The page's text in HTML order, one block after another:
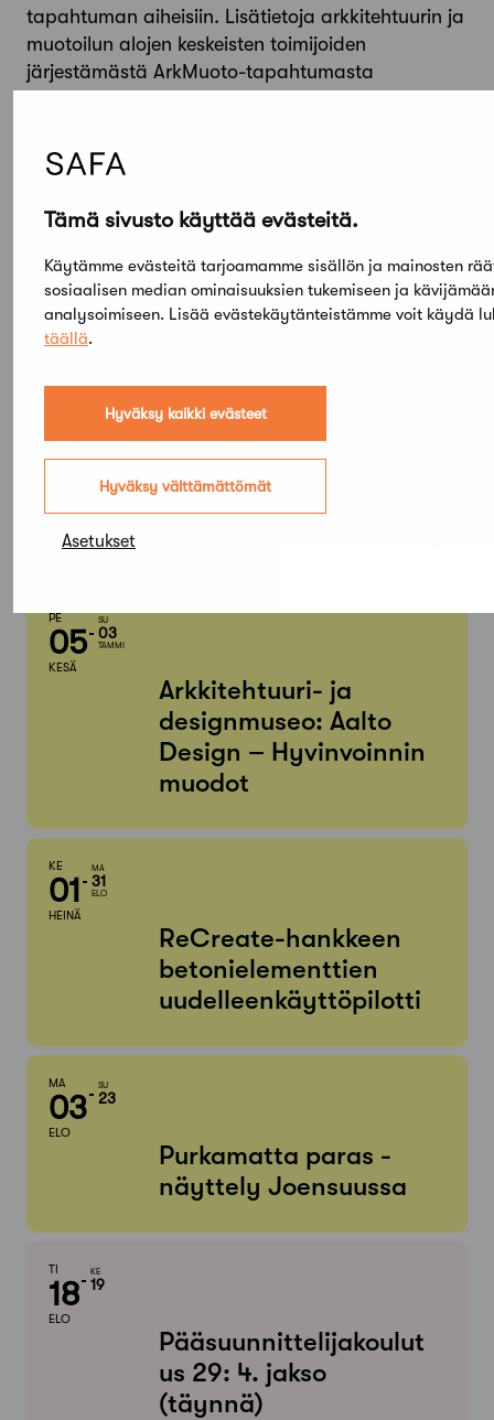
Tämä sivusto käyttää evästeitä.
Käytämme evästeitä tarjoamamme sisällön ja mainosten
sosiaalisen median ominaisuuksien tukemiseen ja
analysoimiseen. Lisää evästekäytänteistämme voit käydä
täällä.
Hyväksy kaikki evästeet
Hyväksy välttämättömät
Asetukset
tapahtuman aiheisiin. Lisätietoja arkkitehtuurin ja
muotoilun alojen keskeisten toimijoiden
järjestämästä ArkMuoto-tapahtumasta
Ohjelma ja yleisökierrosten aikataulut
ilmoittautumisineen löytyvät tapahtuman
Elokuu,
Etsi tapahtumista
PE
05
KESÄ
SU
03
TAMMI
Arkkitehtuuri- ja
designmuseo: Aalto
Design – Hyvinvoinnin
muodot
KE
01
HEINÄ
MA
31
ELO
ReCreate-hankkeen
betonielementtien
uudelleenkäyttöpilotti
MA
03
ELO
SU
23
Purkamatta paras -
näyttely Joensuussa
TI
18
ELO
KE
19
Pääsuunnittelijakoulut
us 29: 4. jakso
(täynnä)